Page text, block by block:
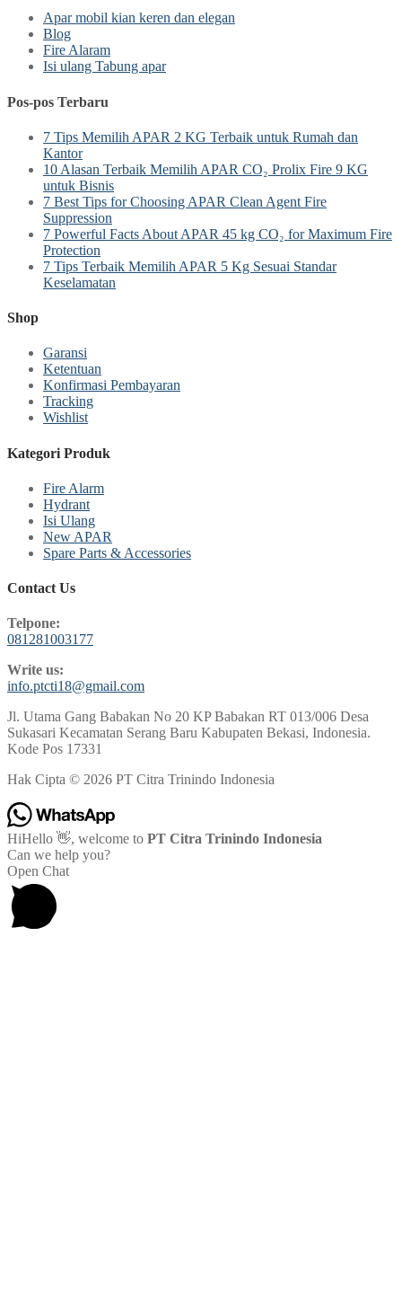
Apar mobil kian keren dan elegan
Blog
Fire Alaram
Isi ulang Tabung apar
Pos-pos Terbaru
7 Tips Memilih APAR 2 KG Terbaik untuk Rumah dan
Kantor
10 Alasan Terbaik Memilih APAR CO₂ Prolix Fire 9 KG
untuk Bisnis
7 Best Tips for Choosing APAR Clean Agent Fire
Suppression
7 Powerful Facts About APAR 45 kg CO₂ for Maximum Fire
Protection
7 Tips Terbaik Memilih APAR 5 Kg Sesuai Standar
Keselamatan
Shop
Garansi
Ketentuan
Konfirmasi Pembayaran
Tracking
Wishlist
Kategori Produk
Fire Alarm
Hydrant
Isi Ulang
New APAR
Spare Parts & Accessories
Contact Us
Telpone:
081281003177
Write us:
info.ptcti18@gmail.com
Jl. Utama Gang Babakan No 20 KP Babakan RT 013/006 Desa
Sukasari Kecamatan Serang Baru Kabupaten Bekasi, Indonesia.
Kode Pos 17331
Hak Cipta © 2026 PT Citra Trinindo Indonesia
HiHello 👋, welcome to PT Citra Trinindo Indonesia
Can we help you?
Open Chat